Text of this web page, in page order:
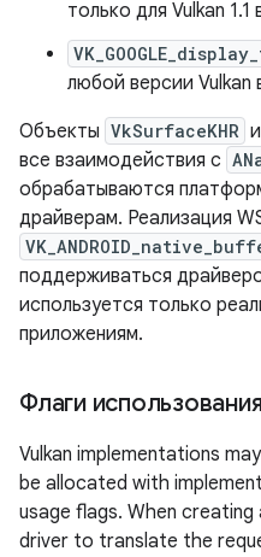
только для Vulkan 1.1
любой версии Vulkan
Объекты VkSurfaceKHR и
все взаимодействия с
обрабатываются
драйверам. Реализация
поддерживаться
используется только
приложениям.
Флаги
Vulkan implementations
be allocated with
usage flags. When
driver to translate the